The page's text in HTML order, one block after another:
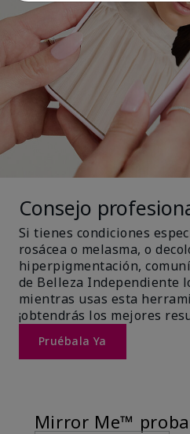
Consejo
Si tienes condiciones
rosácea o melasma, o
hiperpigmentación,
de Belleza Independiente
mientras usas esta
¡obtendrás los mejores
Pruébala Ya
Mirror Me™